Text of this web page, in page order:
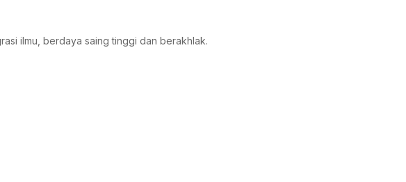
ilmu, berdaya saing tinggi dan berakhlak.